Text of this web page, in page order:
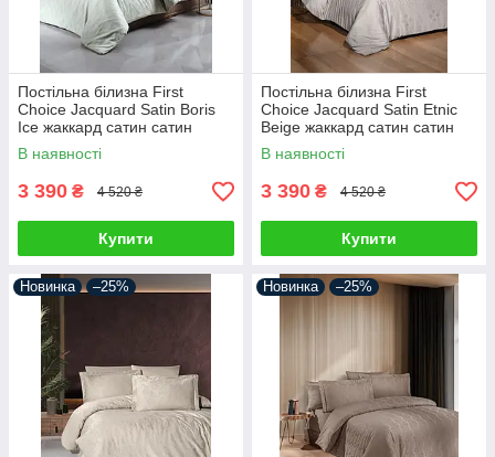
Постільна білизна First
Choice Jacquard Satin Boris
Ice жаккард сатин сатин
Туреччина 200х220см
В наявності
3 390 ₴ 4 520 ₴
Купити
Постільна білизна First
Choice Jacquard Satin Etnic
Beige жаккард сатин сатин
Туреччина 200х220см
В наявності
3 390 ₴ 4 520 ₴
Купити
Новинка –25% Новинка –25%